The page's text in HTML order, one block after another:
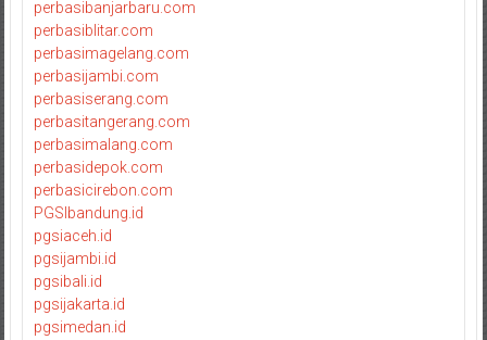
perbasibanjarbaru.com
perbasiblitar.com
perbasimagelang.com
perbasijambi.com
perbasiserang.com
perbasitangerang.com
perbasimalang.com
perbasidepok.com
perbasicirebon.com
PGSIbandung.id
pgsiaceh.id
pgsijambi.id
pgsibali.id
pgsijakarta.id
pgsimedan.id